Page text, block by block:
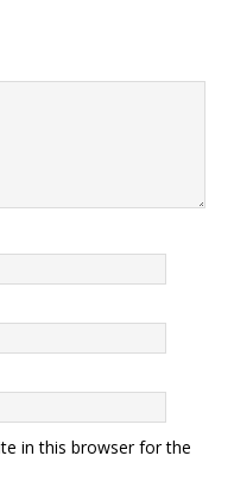
in this browser for the